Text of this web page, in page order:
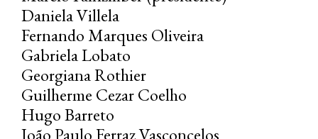
Daniela Villela
Fernando Marques Oliveira
Gabriela Lobato
Georgiana Rothier
Guilherme Cezar Coelho
Hugo Barreto
João Paulo Ferraz Vasconcelos